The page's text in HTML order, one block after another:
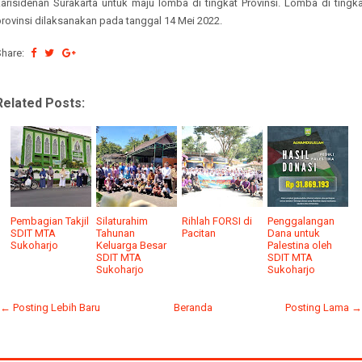
Surakarta untuk maju lomba di tingkat Provinsi. Lomba di
dilaksanakan pada tanggal 14 Mei 2022.
Posts:
Pembagian Takjil
SDIT MTA
Sukoharjo
Silaturahim
Tahunan
Keluarga Besar
SDIT MTA
Sukoharjo
Rihlah FORSI di
Pacitan
Penggalangan
Dana untuk
Palestina oleh
SDIT MTA
Sukoharjo
← Posting Lebih Baru Posting Lama →
Beranda